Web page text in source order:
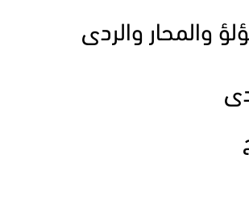
والمحار والردى